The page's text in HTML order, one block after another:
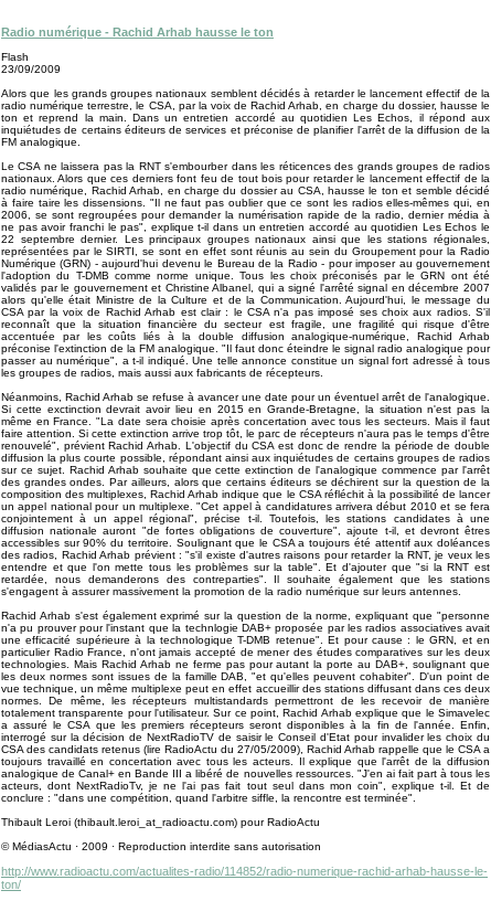
Radio numérique - Rachid Arhab hausse le ton
Flash
23/09/2009
Alors que les grands groupes nationaux semblent décidés à retarder le lancement effectif de la
radio numérique terrestre, le CSA, par la voix de Rachid Arhab, en charge du dossier, hausse le
ton et reprend la main. Dans un entretien accordé au quotidien Les Echos, il répond aux
inquiétudes de certains éditeurs de services et préconise de planifier l'arrêt de la diffusion de la
FM analogique.
Le CSA ne laissera pas la RNT s'embourber dans les réticences des grands groupes de radios
nationaux. Alors que ces derniers font feu de tout bois pour retarder le lancement effectif de la
radio numérique, Rachid Arhab, en charge du dossier au CSA, hausse le ton et semble décidé
à faire taire les dissensions. "Il ne faut pas oublier que ce sont les radios elles-mêmes qui, en
2006, se sont regroupées pour demander la numérisation rapide de la radio, dernier média à
ne pas avoir franchi le pas", explique t-il dans un entretien accordé au quotidien Les Echos le
22 septembre dernier. Les principaux groupes nationaux ainsi que les stations régionales,
représentées par le SIRTI, se sont en effet sont réunis au sein du Groupement pour la Radio
Numérique (GRN) - aujourd'hui devenu le Bureau de la Radio - pour imposer au gouvernement
l'adoption du T-DMB comme norme unique. Tous les choix préconisés par le GRN ont été
validés par le gouvernement et Christine Albanel, qui a signé l'arrêté signal en décembre 2007
alors qu'elle était Ministre de la Culture et de la Communication. Aujourd'hui, le message du
CSA par la voix de Rachid Arhab est clair : le CSA n'a pas imposé ses choix aux radios. S'il
reconnaît que la situation financière du secteur est fragile, une fragilité qui risque d'être
accentuée par les coûts liés à la double diffusion analogique-numérique, Rachid Arhab
préconise l'extinction de la FM analogique. "Il faut donc éteindre le signal radio analogique pour
passer au numérique", a t-il indiqué. Une telle annonce constitue un signal fort adressé à tous
les groupes de radios, mais aussi aux fabricants de récepteurs.
Néanmoins, Rachid Arhab se refuse à avancer une date pour un éventuel arrêt de l'analogique.
Si cette exctinction devrait avoir lieu en 2015 en Grande-Bretagne, la situation n'est pas la
même en France. "La date sera choisie après concertation avec tous les secteurs. Mais il faut
faire attention. Si cette extinction arrive trop tôt, le parc de récepteurs n'aura pas le temps d'être
renouvelé", prévient Rachid Arhab. L'objectif du CSA est donc de rendre la période de double
diffusion la plus courte possible, répondant ainsi aux inquiétudes de certains groupes de radios
sur ce sujet. Rachid Arhab souhaite que cette extinction de l'analogique commence par l'arrêt
des grandes ondes. Par ailleurs, alors que certains éditeurs se déchirent sur la question de la
composition des multiplexes, Rachid Arhab indique que le CSA réfléchit à la possibilité de lancer
un appel national pour un multiplexe. "Cet appel à candidatures arrivera début 2010 et se fera
conjointement à un appel régional", précise t-il. Toutefois, les stations candidates à une
diffusion nationale auront "de fortes obligations de couverture", ajoute t-il, et devront êtres
accessibles sur 90% du territoire. Soulignant que le CSA a toujours été attentif aux doléances
des radios, Rachid Arhab prévient : "s'il existe d'autres raisons pour retarder la RNT, je veux les
entendre et que l'on mette tous les problèmes sur la table". Et d'ajouter que "si la RNT est
retardée, nous demanderons des contreparties". Il souhaite également que les stations
s'engagent à assurer massivement la promotion de la radio numérique sur leurs antennes.
Rachid Arhab s'est également exprimé sur la question de la norme, expliquant que "personne
n'a pu prouver pour l'instant que la technlogie DAB+ proposée par les radios associatives avait
une efficacité supérieure à la technologique T-DMB retenue". Et pour cause : le GRN, et en
particulier Radio France, n'ont jamais accepté de mener des études comparatives sur les deux
technologies. Mais Rachid Arhab ne ferme pas pour autant la porte au DAB+, soulignant que
les deux normes sont issues de la famille DAB, "et qu'elles peuvent cohabiter". D'un point de
vue technique, un même multiplexe peut en effet accueillir des stations diffusant dans ces deux
normes. De même, les récepteurs multistandards permettront de les recevoir de manière
totalement transparente pour l'utilisateur. Sur ce point, Rachid Arhab explique que le Simavelec
a assuré le CSA que les premiers récepteurs seront disponibles à la fin de l'année. Enfin,
interrogé sur la décision de NextRadioTV de saisir le Conseil d'Etat pour invalider les choix du
CSA des candidats retenus (lire RadioActu du 27/05/2009), Rachid Arhab rappelle que le CSA a
toujours travaillé en concertation avec tous les acteurs. Il explique que l'arrêt de la diffusion
analogique de Canal+ en Bande III a libéré de nouvelles ressources. "J'en ai fait part à tous les
acteurs, dont NextRadioTv, je ne l'ai pas fait tout seul dans mon coin", explique t-il. Et de
conclure : "dans une compétition, quand l'arbitre siffle, la rencontre est terminée".
Thibault Leroi (thibault.leroi_at_radioactu.com) pour RadioActu
© MédiasActu · 2009 · Reproduction interdite sans autorisation
http://www.radioactu.com/actualites-radio/114852/radio-numerique-rachid-arhab-hausse-le-
ton/